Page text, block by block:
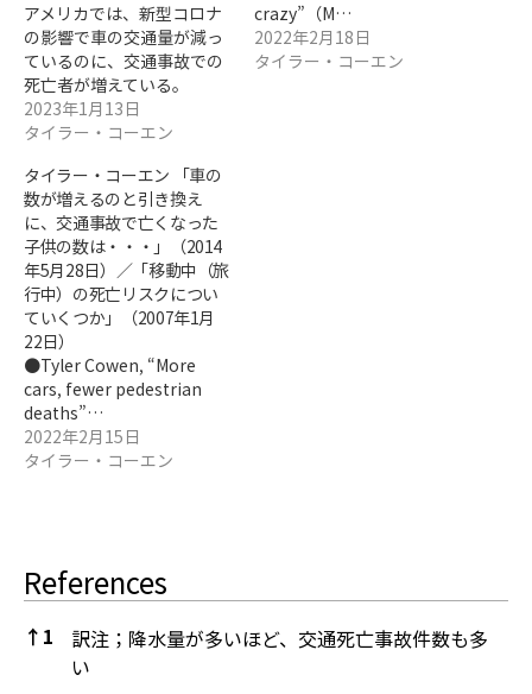
アメリカでは、新型コロナ
の影響で車の交通量が減っ
ているのに、交通事故での
死亡者が増えている。
2023年1月13日
タイラー・コーエン
crazy”（M…
2022年2月18日
タイラー・コーエン
タイラー・コーエン 「車の
数が増えるのと引き換え
に、交通事故で亡くなった
子供の数は・・・」（2014
年5月28日）／「移動中（旅
行中）の死亡リスクについ
ていくつか」（2007年1月
22日）
●Tyler Cowen, “More
cars, fewer pedestrian
deaths”…
2022年2月15日
タイラー・コーエン
References
↑ 1
訳注；降水量が多いほど、交通死亡事故件数も多
い